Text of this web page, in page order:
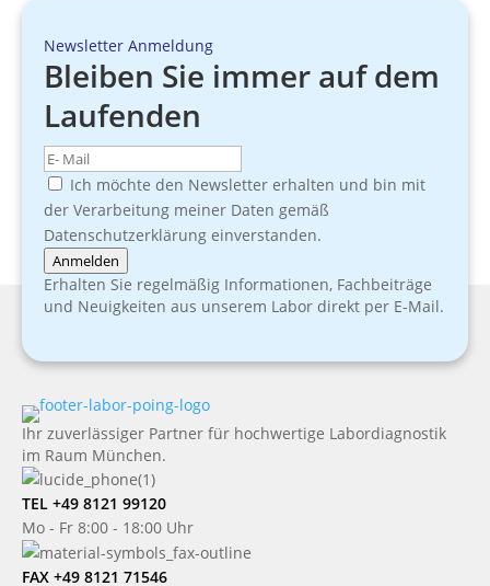
Newsletter Anmeldung
Bleiben Sie immer auf dem
Laufenden
Ich möchte den Newsletter erhalten und bin mit
der Verarbeitung meiner Daten gemäß
Datenschutzerklärung einverstanden.
Anmelden
Erhalten Sie regelmäßig Informationen, Fachbeiträge
und Neuigkeiten aus unserem Labor direkt per E-Mail.
Ihr zuverlässiger Partner für hochwertige Labordiagnostik
im Raum München.
TEL +49 8121 99120
Mo - Fr 8:00 - 18:00 Uhr
FAX +49 8121 71546